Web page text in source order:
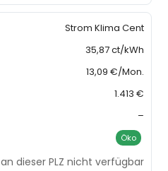
Strom Klima Cent
35,87 ct/kWh
13,09 €/Mon.
1.413 €
–
Öko
an dieser PLZ nicht verfügbar